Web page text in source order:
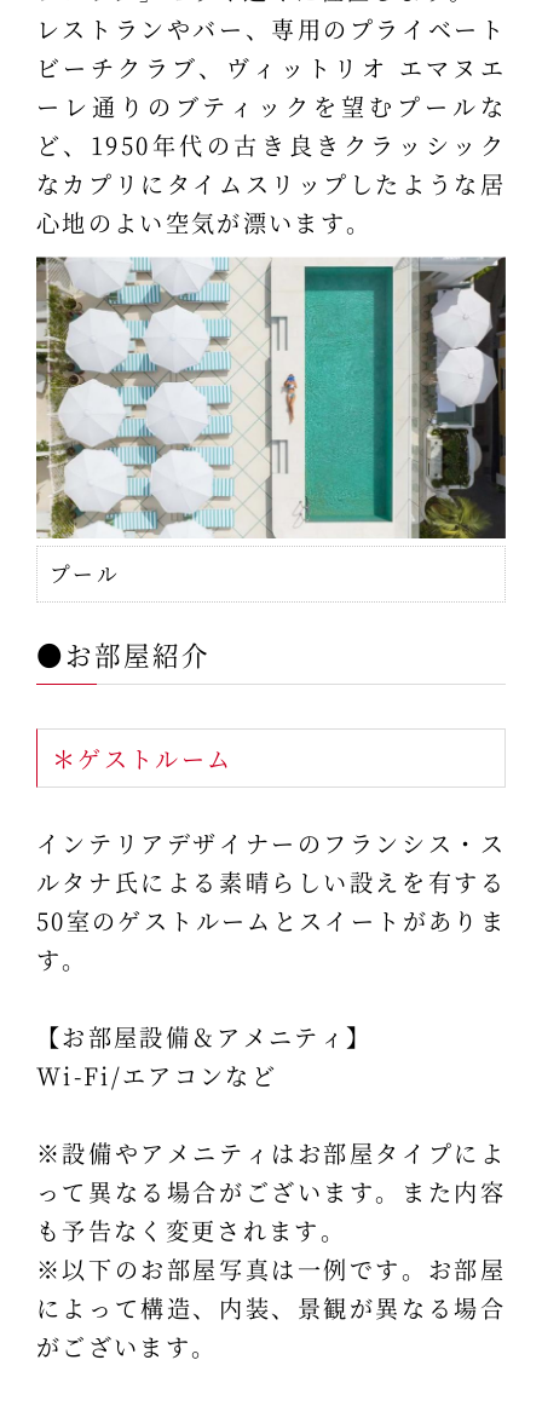
レストランやバー、専用のプライベート
ビーチクラブ、ヴィットリオ エマヌエ
ーレ通りのブティックを望むプールな
ど、1950年代の古き良きクラッシック
なカプリにタイムスリップしたような居
心地のよい空気が漂います。
プール
●お部屋紹介
＊ゲストルーム
インテリアデザイナーのフランシス・ス
ルタナ氏による素晴らしい設えを有する
50室のゲストルームとスイートがありま
す。
【お部屋設備＆アメニティ】
Wi-Fi/エアコンなど
※設備やアメニティはお部屋タイプによ
って異なる場合がございます。また内容
も予告なく変更されます。
※以下のお部屋写真は一例です。お部屋
によって構造、内装、景観が異なる場合
がございます。